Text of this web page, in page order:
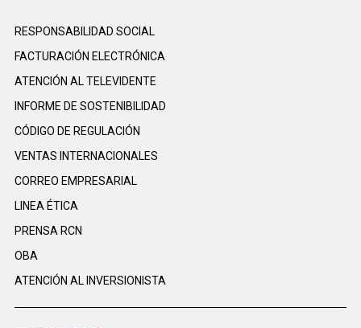
RESPONSABILIDAD SOCIAL
FACTURACIÓN ELECTRÓNICA
ATENCIÓN AL TELEVIDENTE
INFORME DE SOSTENIBILIDAD
CÓDIGO DE REGULACIÓN
VENTAS INTERNACIONALES
CORREO EMPRESARIAL
LINEA ÉTICA
PRENSA RCN
OBA
ATENCIÓN AL INVERSIONISTA